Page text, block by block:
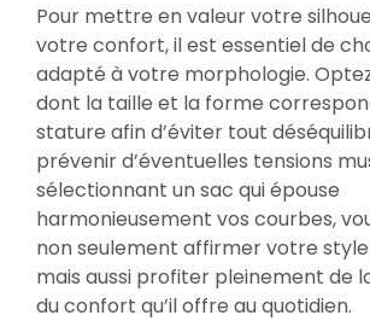
Pour mettre en valeur votre
votre confort, il est essentiel de
adapté à votre morphologie.
dont la taille et la forme
stature afin d’éviter tout
prévenir d’éventuelles tensions
sélectionnant un sac qui épouse
harmonieusement vos courbes,
non seulement affirmer votre
mais aussi profiter pleinement de
du confort qu’il offre au quotidien.